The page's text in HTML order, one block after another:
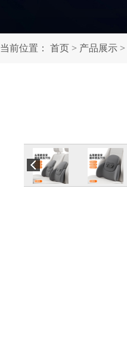
当前位置： 首页 > 产品展示 >